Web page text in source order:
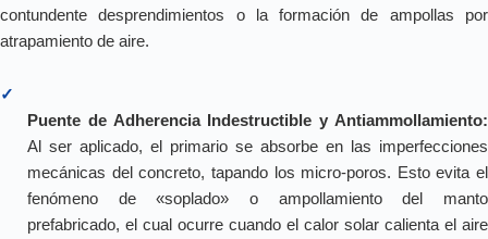
contundente desprendimientos o la formación de ampollas por
atrapamiento de aire.
✓
Puente de Adherencia Indestructible y Antiammollamiento:
Al ser aplicado, el primario se absorbe en las imperfecciones
mecánicas del concreto, tapando los micro-poros. Esto evita el
fenómeno de «soplado» o ampollamiento del manto
prefabricado, el cual ocurre cuando el calor solar calienta el aire